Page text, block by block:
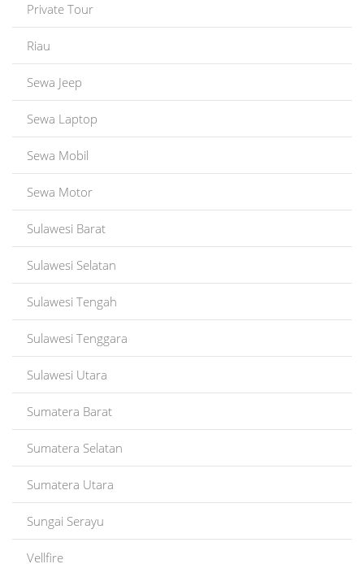
Private Tour
Riau
Sewa Jeep
Sewa Laptop
Sewa Mobil
Sewa Motor
Sulawesi Barat
Sulawesi Selatan
Sulawesi Tengah
Sulawesi Tenggara
Sulawesi Utara
Sumatera Barat
Sumatera Selatan
Sumatera Utara
Sungai Serayu
Vellfire